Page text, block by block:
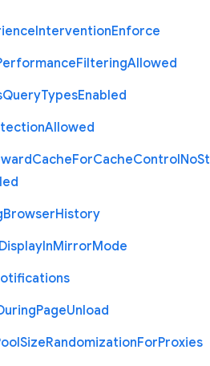
InterventionEnforce
FilteringAllowed
QueryTypesEnabled
Allowed
CacheForCacheControlNoSt
BrowserHistory
DisplayInMirrorMode
PageUnload
SizeRandomizationForProxies